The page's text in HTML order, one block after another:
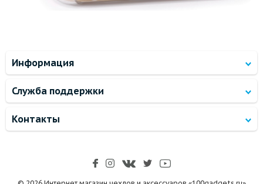
Информация
Служба поддержки
Контакты